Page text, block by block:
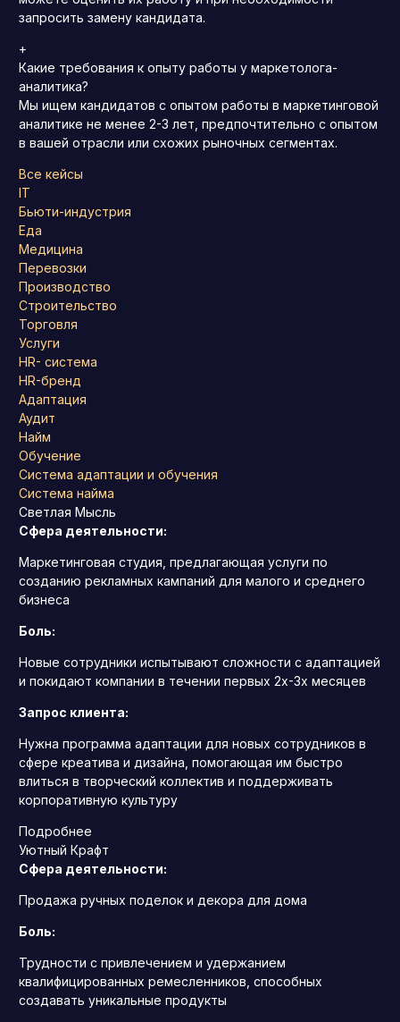
запросить замену кандидата.
+
Какие требования к опыту работы у маркетолога-
аналитика?
Мы ищем кандидатов с опытом работы в маркетинговой
аналитике не менее 2-3 лет, предпочтительно с опытом
в вашей отрасли или схожих рыночных сегментах.
Все кейсы
IT
Бьюти-индустрия
Еда
Медицина
Перевозки
Производство
Строительство
Торговля
Услуги
HR- система
HR-бренд
Адаптация
Аудит
Найм
Обучение
Система адаптации и обучения
Система найма
Светлая Мысль
Сфера деятельности:
Маркетинговая студия, предлагающая услуги по
созданию рекламных кампаний для малого и среднего
бизнеса
Боль:
Новые сотрудники испытывают сложности с адаптацией
и покидают компании в течении первых 2х-3х месяцев
Запрос клиента:
Нужна программа адаптации для новых сотрудников в
сфере креатива и дизайна, помогающая им быстро
влиться в творческий коллектив и поддерживать
корпоративную культуру
Подробнее
Уютный Крафт
Сфера деятельности:
Продажа ручных поделок и декора для дома
Боль:
Трудности с привлечением и удержанием
квалифицированных ремесленников, способных
создавать уникальные продукты